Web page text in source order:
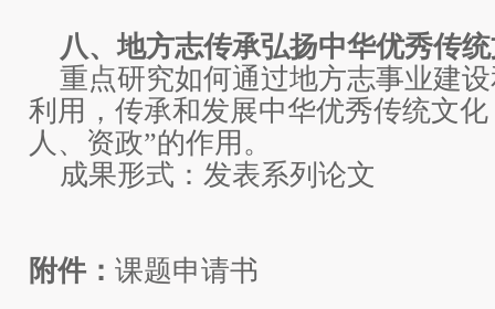
八、地方志传承弘扬中华优秀传
重点研究如何通过地方志事业建
利用，传承和发展中华优秀传统文
人、资政”的作用。
成果形式：发表系列论文
附件： 课题申请书